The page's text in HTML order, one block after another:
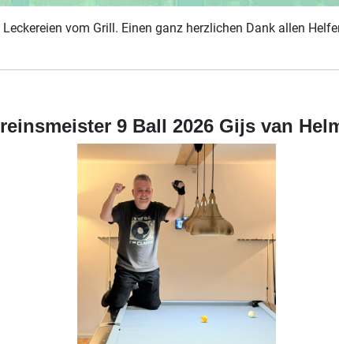
vom Grill. Einen ganz herzlichen Dank allen
9 Ball 2026 Gijs van